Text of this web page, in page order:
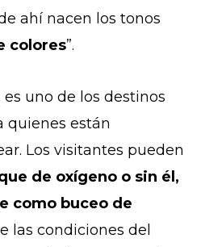
ahí nacen los tonos
colores”.
uno de los destinos
quienes están
Los visitantes pueden
de oxígeno o sin él,
como buceo de
las condiciones del